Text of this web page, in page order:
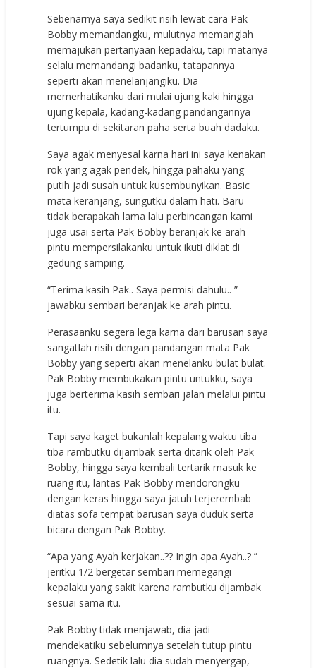
Sebenarnya saya sedikit risih lewat cara Pak
Bobby memandangku, mulutnya memanglah
memajukan pertanyaan kepadaku, tapi matanya
selalu memandangi badanku, tatapannya
seperti akan menelanjangiku. Dia
memerhatikanku dari mulai ujung kaki hingga
ujung kepala, kadang-kadang pandangannya
tertumpu di sekitaran paha serta buah dadaku.
Saya agak menyesal karna hari ini saya kenakan
rok yang agak pendek, hingga pahaku yang
putih jadi susah untuk kusembunyikan. Basic
mata keranjang, sungutku dalam hati. Baru
tidak berapakah lama lalu perbincangan kami
juga usai serta Pak Bobby beranjak ke arah
pintu mempersilakanku untuk ikuti diklat di
gedung samping.
“Terima kasih Pak.. Saya permisi dahulu.. ”
jawabku sembari beranjak ke arah pintu.
Perasaanku segera lega karna dari barusan saya
sangatlah risih dengan pandangan mata Pak
Bobby yang seperti akan menelanku bulat bulat.
Pak Bobby membukakan pintu untukku, saya
juga berterima kasih sembari jalan melalui pintu
itu.
Tapi saya kaget bukanlah kepalang waktu tiba
tiba rambutku dijambak serta ditarik oleh Pak
Bobby, hingga saya kembali tertarik masuk ke
ruang itu, lantas Pak Bobby mendorongku
dengan keras hingga saya jatuh terjerembab
diatas sofa tempat barusan saya duduk serta
bicara dengan Pak Bobby.
“Apa yang Ayah kerjakan..?? Ingin apa Ayah..? ”
jeritku 1/2 bergetar sembari memegangi
kepalaku yang sakit karena rambutku dijambak
sesuai sama itu.
Pak Bobby tidak menjawab, dia jadi
mendekatiku sebelumnya setelah tutup pintu
ruangnya. Sedetik lalu dia sudah menyergap,